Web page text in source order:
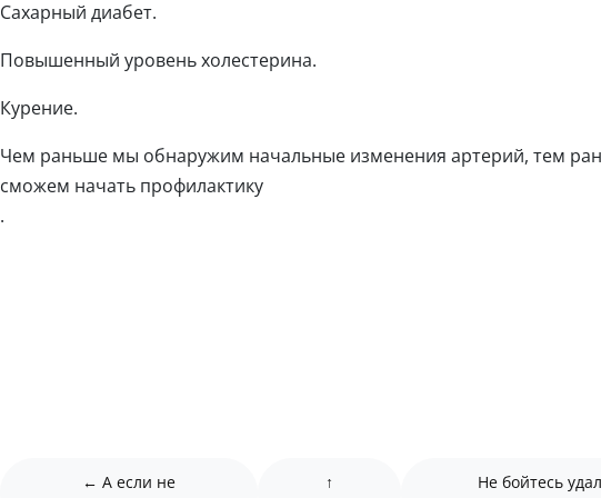
Сахарный диабет.
Повышенный уровень холестерина.
Курение.
Чем раньше мы обнаружим начальные изменения артерий, тем
сможем начать профилактику
.
← А если не
↑
Не бойтесь